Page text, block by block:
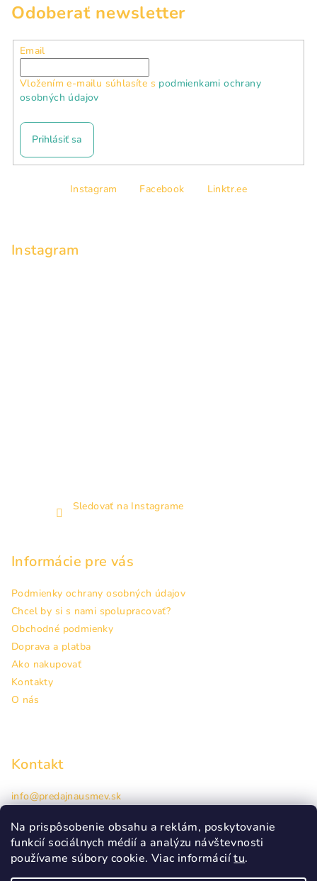
Na prispôsobenie obsahu a reklám, poskytovanie
funkcií sociálnych médií a analýzu návštevnosti
používame súbory cookie. Viac informáciítu.
Odoberať newsletter
Email
Vložením e-mailu súhlasíte s podmienkami ochrany
osobných údajov
Prihlásiť sa
Instagram Facebook Linktr.ee
Instagram
Sledovať na Instagrame
Informácie pre vás
Podmienky ochrany osobných údajov
Chcel by si s nami spolupracovať?
Obchodné podmienky
Doprava a platba
Ako nakupovať
Kontakty
O nás
Kontakt
info@predajnausmev.sk
Hlavná 38, Prešov